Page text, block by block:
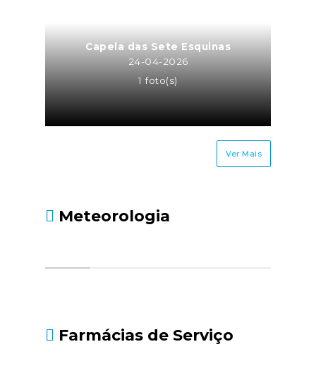
Capela das Sete Esquinas
24-04-2026
1 foto(s)
Ver Mais
Meteorologia
Farmácias de Serviço